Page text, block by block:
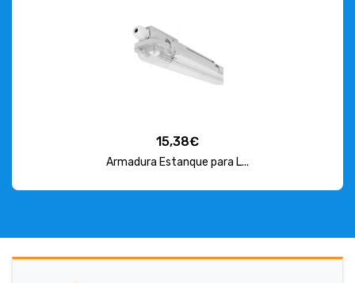
15,38€
Armadura Estanque para L...